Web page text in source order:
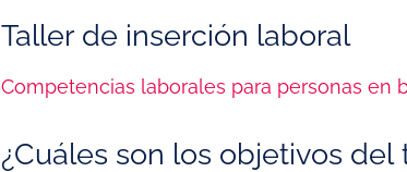
Taller de inserción laboral
Competencias laborales para personas en
¿Cuáles son los objetivos del